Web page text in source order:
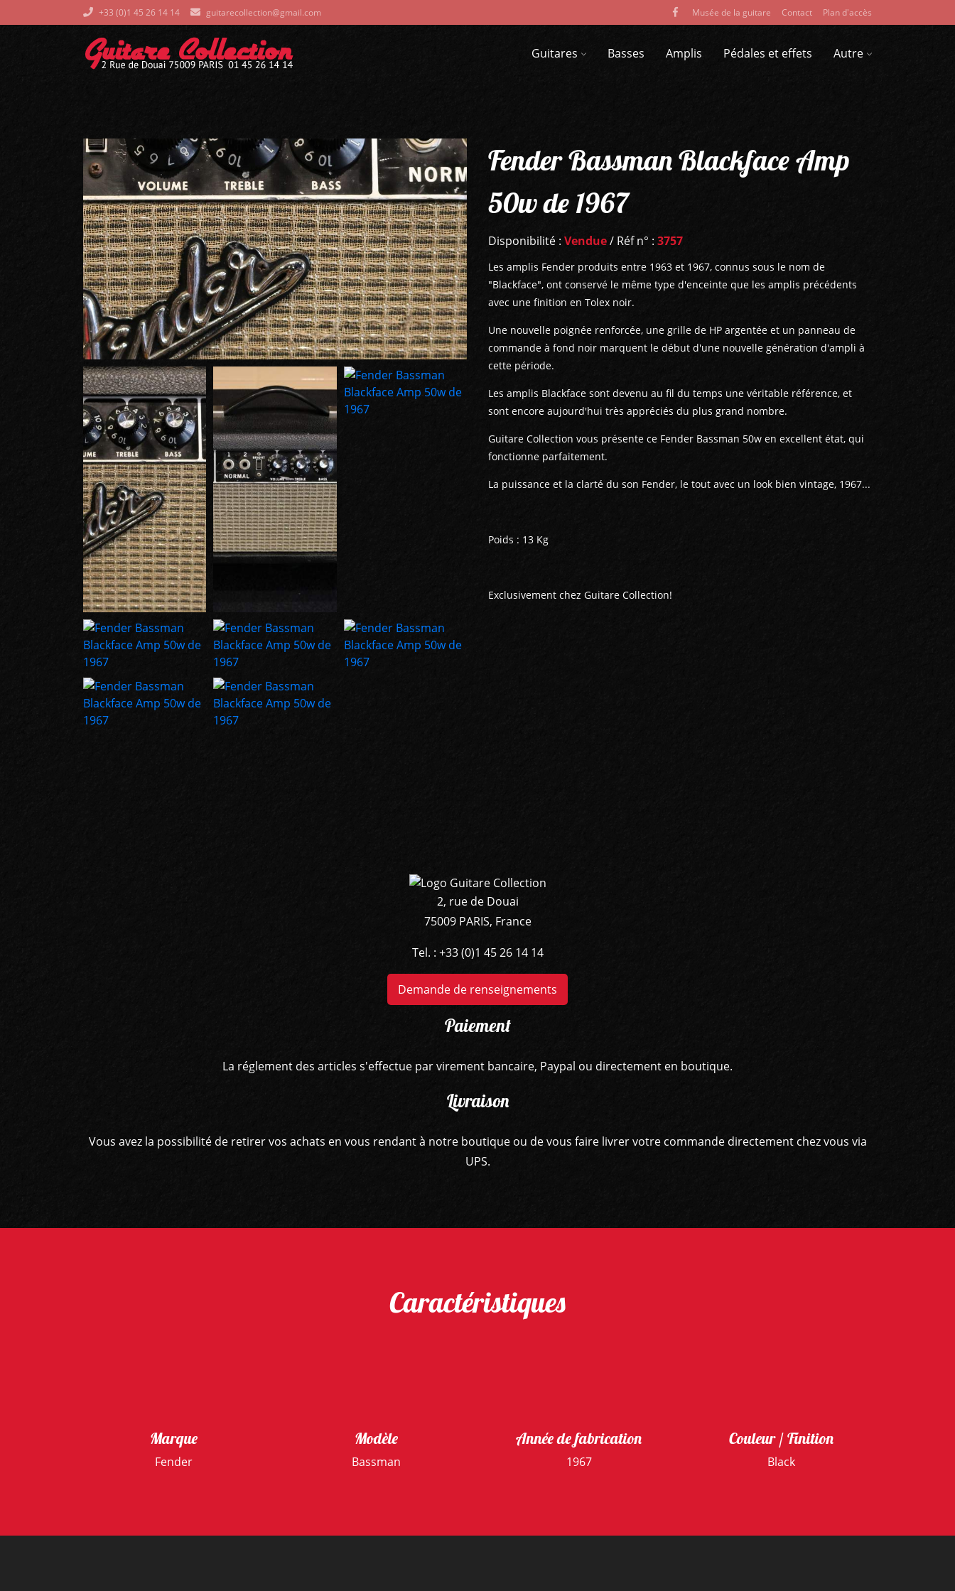
+33 (0)1 45 26 14 14 guitarecollection@gmail.com Musée de la guitare Contact Plan d'accès
Guitares Basses Amplis Pédales et effets Autre
Fender Bassman Blackface Amp
50w de 1967
Disponibilité : Vendue/ Réf n° : 3757
Les amplis Fender produits entre 1963 et 1967, connus sous le nom de
"Blackface", ont conservé le même type d'enceinte que les amplis précédents
avec une finition en Tolex noir.
Une nouvelle poignée renforcée, une grille de HP argentée et un panneau de
commande à fond noir marquent le début d'une nouvelle génération d'ampli à
cette période.
Les amplis Blackface sont devenu au fil du temps une véritable référence, et
sont encore aujourd'hui très appréciés du plus grand nombre.
Guitare Collection vous présente ce Fender Bassman 50w en excellent état, qui
fonctionne parfaitement.
La puissance et la clarté du son Fender, le tout avec un look bien vintage, 1967...
Poids : 13 Kg
Exclusivement chez Guitare Collection!
2, rue de Douai
75009 PARIS, France
Tel. : +33 (0)1 45 26 14 14
Demande de renseignements
Paiement
La réglement des articles s'effectue par virement bancaire, Paypal ou directement en boutique.
Livraison
Vous avez la possibilité de retirer vos achats en vous rendant à notre boutique ou de vous faire livrer votre commande directement chez vous via
UPS.
Caractéristiques
Marque
Fender
Modèle
Bassman
Année de fabrication
1967
Couleur / Finition
Black